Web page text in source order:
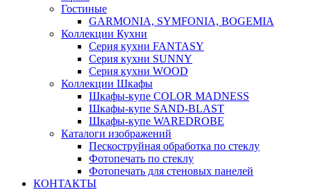
Гостиные
GARMONIA, SYMFONIA, BOGEMIA
Коллекции Кухни
Серия кухни FANTASY
Серия кухни SUNNY
Серия кухни WOOD
Коллекции Шкафы
Шкафы-купе COLOR MADNESS
Шкафы-купе SAND-BLAST
Шкафы-купе WAREDROBE
Каталоги изображений
Пескоструйная обработка по стеклу
Фотопечать по стеклу
Фотопечать для стеновых панелей
КОНТАКТЫ